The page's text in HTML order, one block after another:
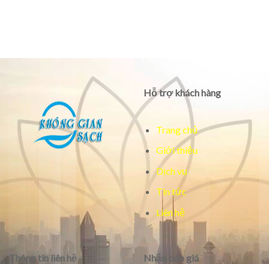
Hỗ trợ khách hàng
Trang chủ
Giới thiệu
Dịch vụ
Tin tức
Liên hệ
Thông tin liên hệ Nhận báo giá